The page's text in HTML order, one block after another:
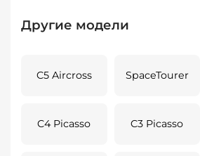
Другие модели
C5 Aircross SpaceTourer
C4 Picasso C3 Picasso